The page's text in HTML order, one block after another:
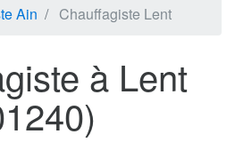
Ain Chauffagiste Lent
à Lent